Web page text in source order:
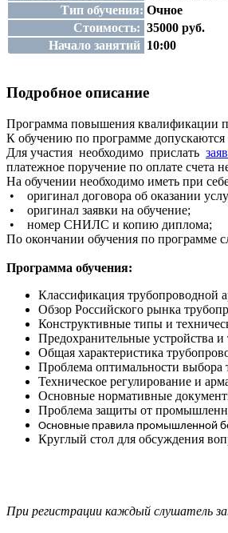
Тип обучения: Очное
Стоимость: 35000 руб.
Начало занятий 10:00
Подробное описание
Программа повышения квалификации
К обучению по программе
Для участия необходимо прислать
платежное поручение по оплате счета
На обучении необходимо иметь при
• оригинал договора об оказании
• оригинал заявки на обучение;
• номер СНИЛС и копию диплома;
По окончании обучения по программе
Программа обучения:
Классификация трубопроводной
Обзор Российского рынка
Конструктивные типы и
Предохранительные устройства
Общая характеристика
Проблема оптимальности выбора
Техническое регулирование и
Основные нормативные
Проблема защиты от
Основные правила промышленной
Круглый стол для обсуждения
При регистрации каждый слушатель